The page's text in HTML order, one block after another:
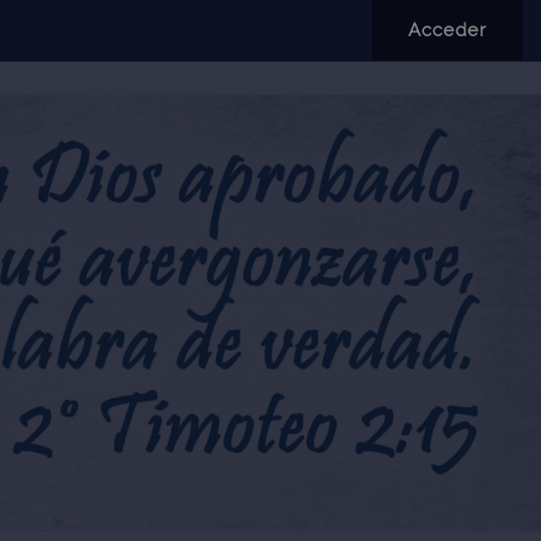
Acceder